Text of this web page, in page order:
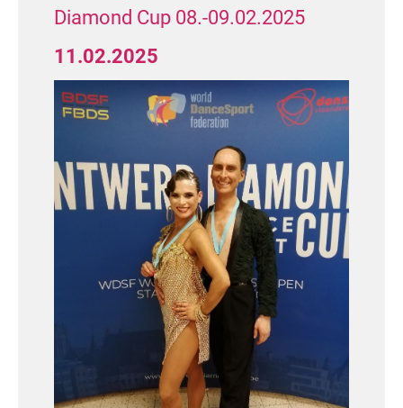
Diamond Cup 08.-09.02.2025
11.02.2025